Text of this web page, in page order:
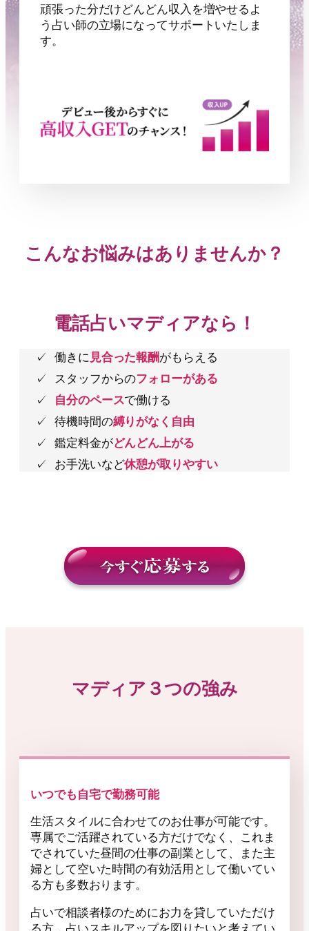
頑張った分だけどんどん収入を増やせるよ
う占い師の立場になってサポートいたしま
す。
こんなお悩みはありませんか？
電話占いマディアなら！
働きに見合った報酬がもらえる
スタッフからのフォローがある
自分のペースで働ける
待機時間の縛りがなく自由
鑑定料金がどんどん上がる
お手洗いなど休憩が取りやすい
マディア３つの強み
いつでも自宅で勤務可能
生活スタイルに合わせてのお仕事が可能です。
専属でご活躍されている方だけでなく、これま
でされていた昼間の仕事の副業として、また主
婦として空いた時間の有効活用として働いてい
る方も多数おります。
占いで相談者様のためにお力を貸していただけ